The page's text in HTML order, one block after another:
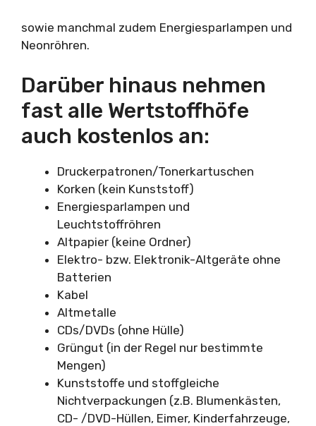
sowie manchmal zudem Energiesparlampen und
Neonröhren.
Darüber hinaus nehmen
fast alle Wertstoffhöfe
auch kostenlos an:
Druckerpatronen/Tonerkartuschen
Korken (kein Kunststoff)
Energiesparlampen und
Leuchtstoffröhren
Altpapier (keine Ordner)
Elektro- bzw. Elektronik-Altgeräte ohne
Batterien
Kabel
Altmetalle
CDs/DVDs (ohne Hülle)
Grüngut (in der Regel nur bestimmte
Mengen)
Kunststoffe und stoffgleiche
Nichtverpackungen (z.B. Blumenkästen,
CD- /DVD-Hüllen, Eimer, Kinderfahrzeuge,